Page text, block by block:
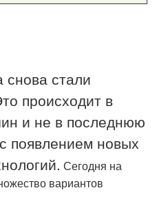
стали
происходит в
и не в последнюю
появлением новых
Сегодня на
вариантов